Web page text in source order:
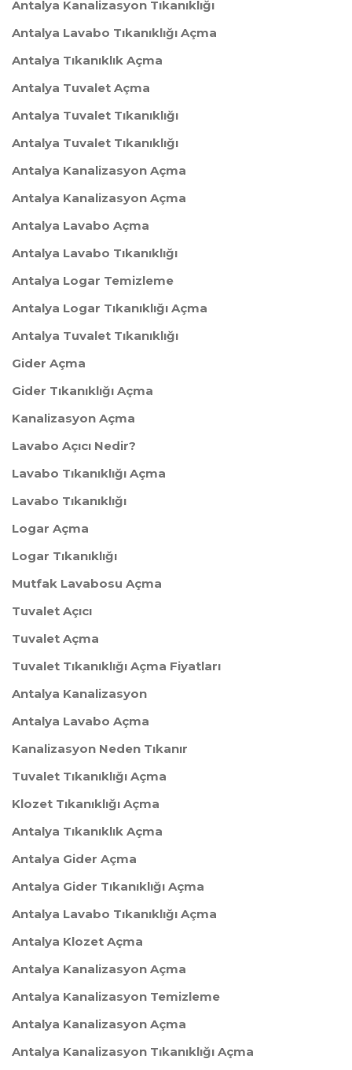
​Antalya Kanalizasyon Tıkanıklığı
​Antalya Lavabo Tıkanıklığı Açma
​Antalya Tıkanıklık Açma
​Antalya Tuvalet Açma
Antalya Tuvalet Tıkanıklığı
Antalya Tuvalet Tıkanıklığı
​Antalya Kanalizasyon Açma
Antalya Kanalizasyon Açma
Antalya Lavabo Açma
​Antalya Lavabo Tıkanıklığı
​Antalya Logar Temizleme
​Antalya Logar Tıkanıklığı Açma
Antalya Tuvalet Tıkanıklığı
​Gider Açma
Gider Tıkanıklığı Açma
Kanalizasyon Açma
Lavabo Açıcı Nedir?
Lavabo Tıkanıklığı Açma
Lavabo Tıkanıklığı
Logar Açma
​Logar Tıkanıklığı
Mutfak Lavabosu Açma
Tuvalet Açıcı
​Tuvalet Açma
Tuvalet Tıkanıklığı Açma Fiyatları
Antalya Kanalizasyon
Antalya Lavabo Açma
Kanalizasyon Neden Tıkanır
Tuvalet Tıkanıklığı Açma
Klozet Tıkanıklığı Açma
Antalya Tıkanıklık Açma
Antalya Gider Açma
Antalya Gider Tıkanıklığı Açma
Antalya Lavabo Tıkanıklığı Açma
Antalya Klozet Açma
Antalya Kanalizasyon Açma
Antalya Kanalizasyon Temizleme
Antalya Kanalizasyon Açma
Antalya Kanalizasyon Tıkanıklığı Açma